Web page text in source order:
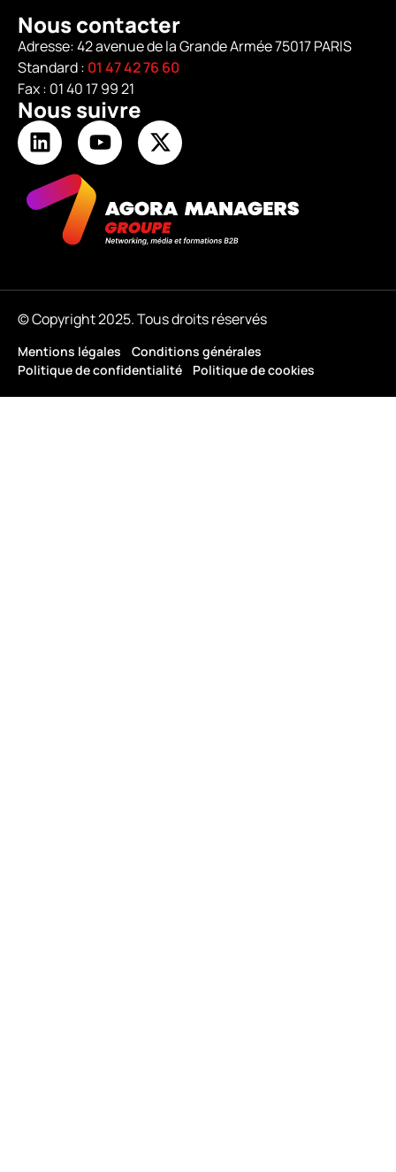
Nous contacter
Adresse: 42 avenue de la Grande Armée 75017 PARIS
Standard : 01 47 42 76 60
Fax : 01 40 17 99 21
Nous suivre
© Copyright 2025. Tous droits réservés
Mentions légales
Conditions générales
Politique de confidentialité
Politique de cookies